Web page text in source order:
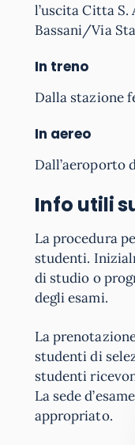
l’uscita Citta S.
Bassani/Via
In treno
Dalla stazione
In aereo
Dall’aeroporto
Info utili
La procedura
studenti.
di studio o
degli esami.
La
studenti di
studenti
La sede
appropriato.